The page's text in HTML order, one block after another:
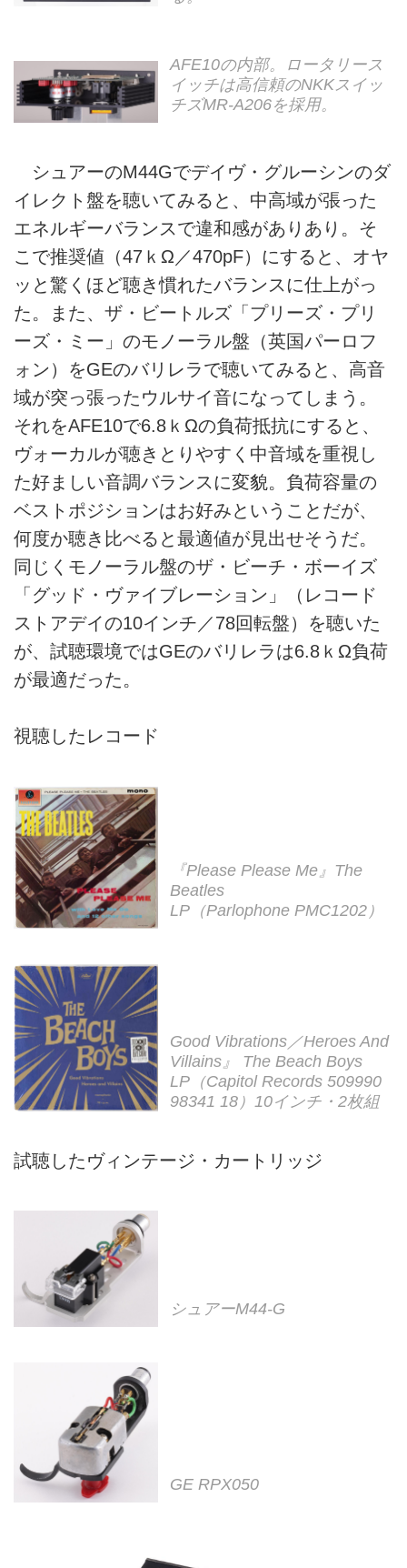
AFE10の内部。ロータリース
イッチは高信頼のNKKスイッ
チズMR-A206を採用。
シュアーのM44Gでデイヴ・グルーシンのダ
イレクト盤を聴いてみると、中高域が張った
エネルギーバランスで違和感がありあり。そ
こで推奨値（47ｋΩ／470pF）にすると、オヤ
ッと驚くほど聴き慣れたバランスに仕上がっ
た。また、ザ・ビートルズ「プリーズ・プリ
ーズ・ミー」のモノーラル盤（英国パーロフ
ォン）をGEのバリレラで聴いてみると、高音
域が突っ張ったウルサイ音になってしまう。
それをAFE10で6.8ｋΩの負荷抵抗にすると、
ヴォーカルが聴きとりやすく中音域を重視し
た好ましい音調バランスに変貌。負荷容量の
ベストポジションはお好みということだが、
何度か聴き比べると最適値が見出せそうだ。
同じくモノーラル盤のザ・ビーチ・ボーイズ
「グッド・ヴァイブレーション」（レコード
ストアデイの10インチ／78回転盤）を聴いた
が、試聴環境ではGEのバリレラは6.8ｋΩ負荷
が最適だった。
視聴したレコード
『Please Please Me』The
Beatles
LP（Parlophone PMC1202）
Good Vibrations／Heroes And
Villains』 The Beach Boys
LP（Capitol Records 509990
98341 18）10インチ・2枚組
試聴したヴィンテージ・カートリッジ
シュアーM44-G
GE RPX050